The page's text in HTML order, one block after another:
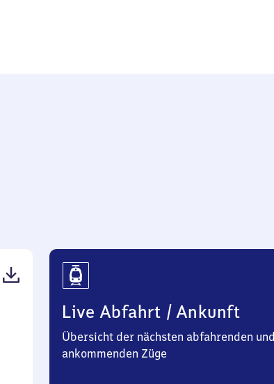
Live Abfahrt / Ankunft
Übersicht der nächsten abfahrenden und
ankommenden Züge